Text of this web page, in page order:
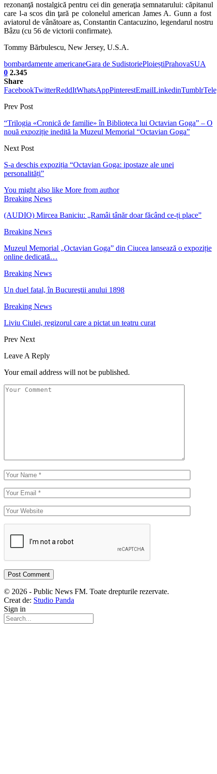
rezonanţă nostalgică pentru cei din generaţia semnatarului: căpitanul
care l-a scos din ţară pe colonelul american James A. Gunn a fost
aviatorul de vânătoare as, Constantin Cantacuzino, legendarul nostru
Bâzu (cu 56 de victorii confirmate).
Tommy Bărbulescu, New Jersey, U.S.A.
bombardamente americaneGara de SudistoriePloieștiPrahovaSUA
0 2.345
Share
FacebookTwitterReddItWhatsAppPinterestEmailLinkedinTumblr
Prev Post
“Trilogia «Cronică de familie» în Biblioteca lui Octavian Goga” – O
nouă expoziție inedită la Muzeul Memorial “Octavian Goga”
Next Post
S-a deschis expoziția “Octavian Goga: ipostaze ale unei
personalități”
You might also like More from author
Breaking News
(AUDIO) Mircea Baniciu: „Ramâi tânăr doar făcând ce-ți place”
Breaking News
Muzeul Memorial „Octavian Goga” din Ciucea lansează o expoziție
online dedicată…
Breaking News
Un duel fatal, în Bucureştii anului 1898
Breaking News
Liviu Ciulei, regizorul care a pictat un teatru curat
Prev Next
Leave A Reply
Your email address will not be published.
© 2026 - Public News FM. Toate drepturile rezervate.
Creat de: Studio Panda
Sign in